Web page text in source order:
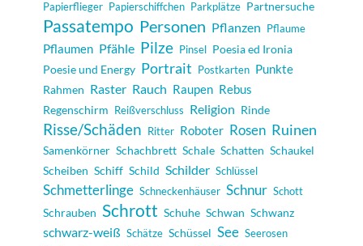
Papierflieger Papierschiffchen Parkplätze Partnersuche
Passatempo Personen Pflanzen Pflaume
Pflaumen Pfähle Pilze Pinsel Poesia ed Ironia
Poesie und Energy Portrait Postkarten Punkte
Rahmen Raster Rauch Raupen Rebus
Regenschirm Reißverschluss Religion Rinde
Risse/Schäden Ritter Roboter Rosen Ruinen
Samenkörner Schachbrett Schale Schatten Schaukel
Scheiben Schiff Schild Schilder Schlüssel
Schmetterlinge Schneckenhäuser Schnur Schott
Schrauben Schrott Schuhe Schwan Schwanz
schwarz-weiß Schätze Schüssel See Seerosen